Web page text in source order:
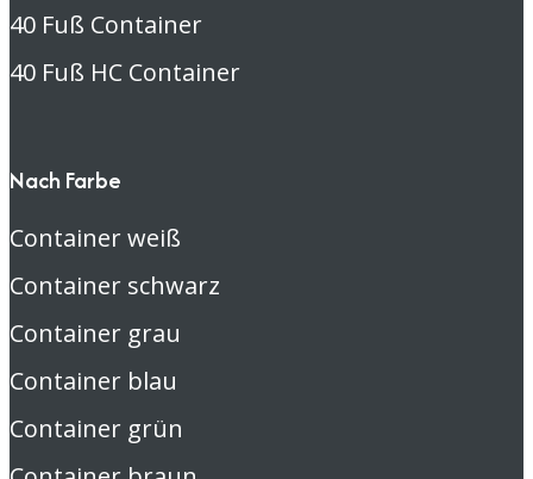
40 Fuß Container
40 Fuß HC Container
Nach Farbe
Container weiß
Container schwarz
Container grau
Container blau
Container grün